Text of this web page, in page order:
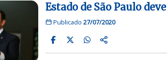
Estado de São Paulo
Publicado 27/07/2020